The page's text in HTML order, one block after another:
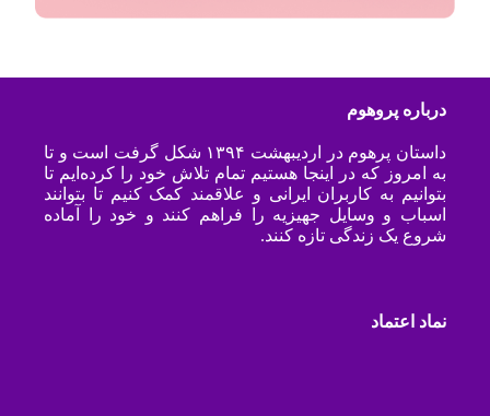
درباره پروهوم
داستان پرهوم در اردیبهشت ۱۳۹۴ شکل گرفت است و تا
به امروز که در اینجا هستیم تمام تلاش خود را کرده‌ایم تا
بتوانیم به کاربران ایرانی و علاقمند کمک کنیم تا بتوانند
اسباب و وسایل جهیزیه را فراهم کنند و خود را آماده
شروع یک زندگی تازه کنند.
نماد اعتماد